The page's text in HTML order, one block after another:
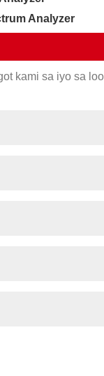
Analyzer
kami sa iyo sa